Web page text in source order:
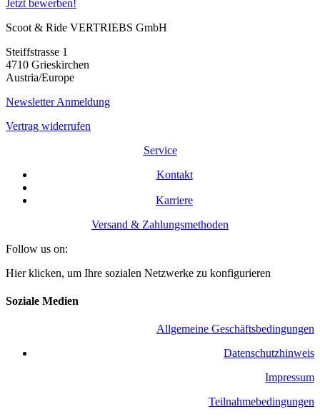
Jetzt bewerben!
Scoot & Ride VERTRIEBS GmbH
Steiffstrasse 1
4710 Grieskirchen
Austria/Europe
Newsletter Anmeldung
Vertrag widerrufen
Service
Kontakt
Karriere
Versand & Zahlungsmethoden
Follow us on:
Hier klicken, um Ihre sozialen Netzwerke zu konfigurieren
Soziale Medien
Allgemeine Geschäftsbedingungen
​Datenschutzhinweis
Impressum
Teilnahmebedingungen